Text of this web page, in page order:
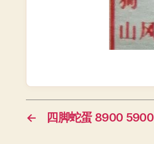
← 四脚蛇蛋 8900 5900